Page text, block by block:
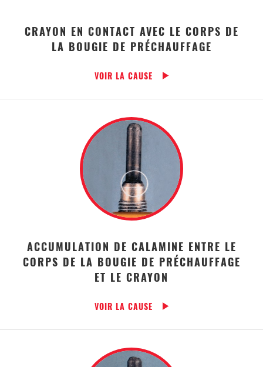
CRAYON EN CONTACT AVEC LE CORPS DE
LA BOUGIE DE PRÉCHAUFFAGE
VOIR LA CAUSE
ACCUMULATION DE CALAMINE ENTRE LE
CORPS DE LA BOUGIE DE PRÉCHAUFFAGE
ET LE CRAYON
VOIR LA CAUSE